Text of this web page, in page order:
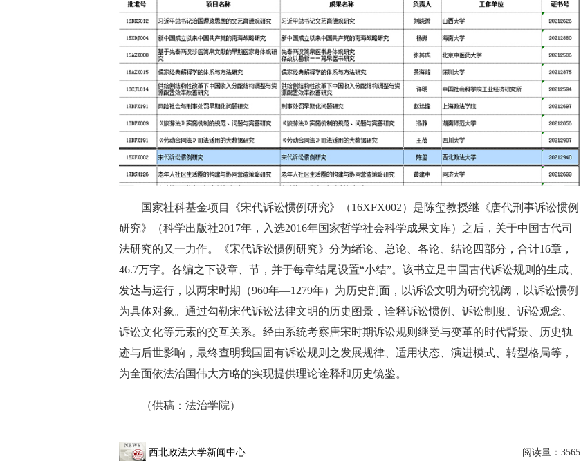
国家社科基金项目《宋代诉讼惯例研究》（16XFX002）是陈玺教授继《唐代刑事诉讼惯例
研究》（科学出版社2017年，入选2016年国家哲学社会科学成果文库）之后，关于中国古代司
法研究的又一力作。《宋代诉讼惯例研究》分为绪论、总论、各论、结论四部分，合计16章，
46.7万字。各编之下设章、节，并于每章结尾设置“小结”。该书立足中国古代诉讼规则的生成、
发达与运行，以两宋时期（960年—1279年）为历史剖面，以诉讼文明为研究视阈，以诉讼惯例
为具体对象。通过勾勒宋代诉讼法律文明的历史图景，诠释诉讼惯例、诉讼制度、诉讼观念、
诉讼文化等元素的交互关系。经由系统考察唐宋时期诉讼规则继受与变革的时代背景、历史轨
迹与后世影响，最终查明我国固有诉讼规则之发展规律、适用状态、演进模式、转型格局等，
为全面依法治国伟大方略的实现提供理论诠释和历史镜鉴。
（供稿：法治学院）
西北政法大学新闻中心 阅读量： 3565